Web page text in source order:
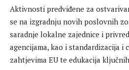
Aktivnosti predviđene za
se na izgradnju novih poslovnih
saradnje lokalne zajednice i
agencijama, kao i standardizacija i
zahtjevima EU te edukacija